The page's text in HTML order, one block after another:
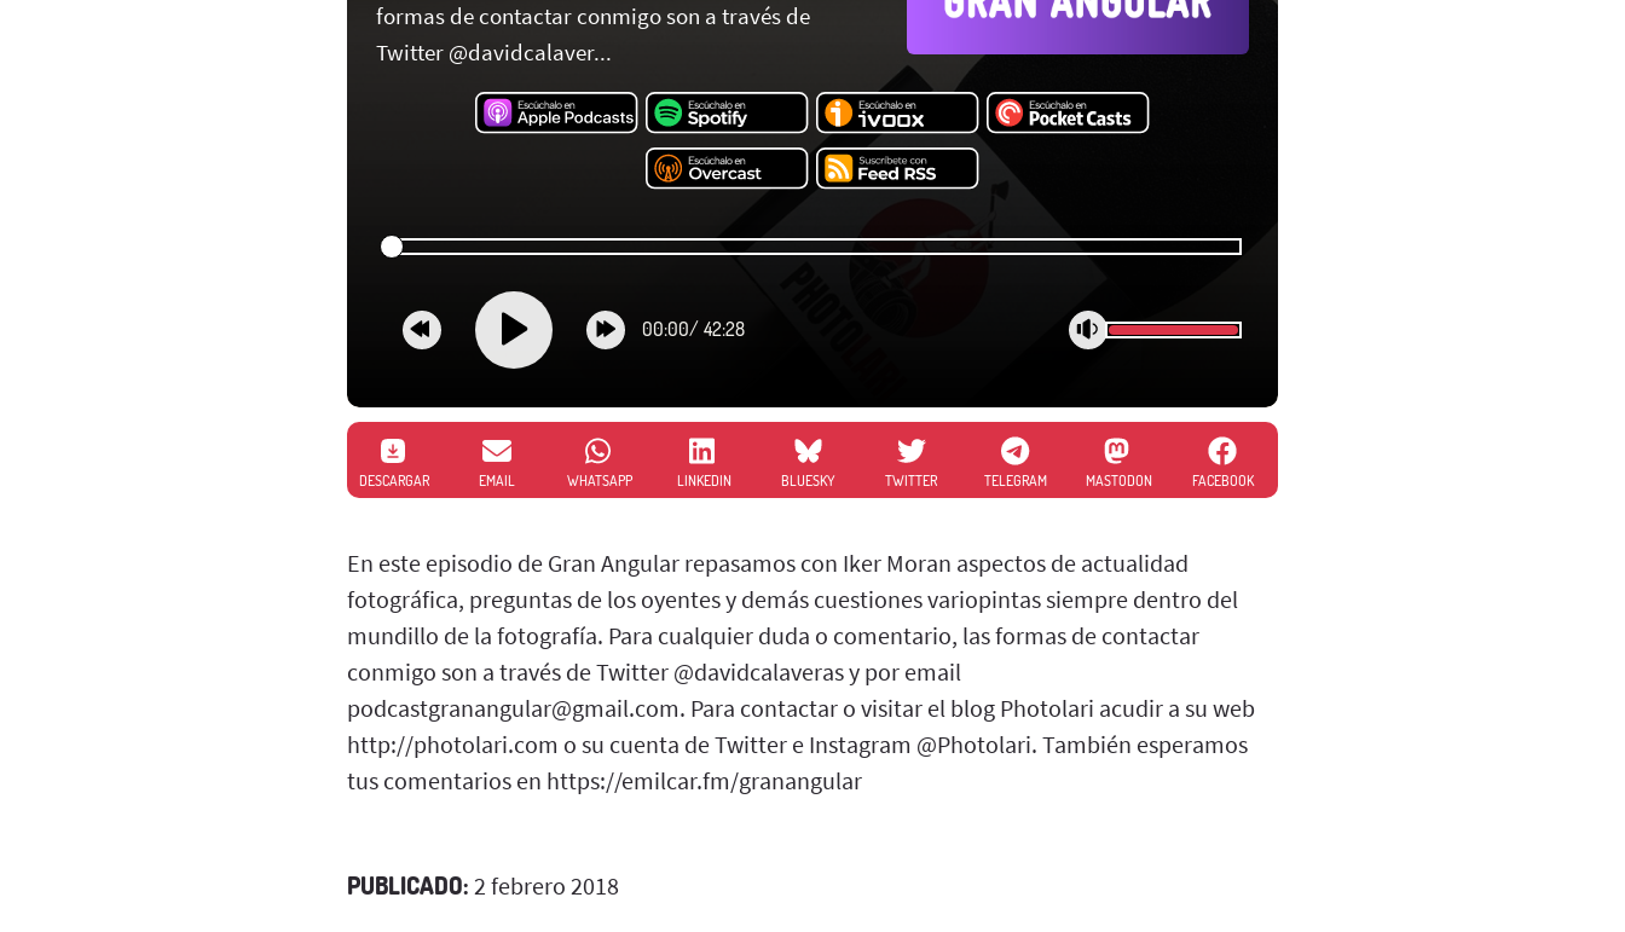
formas de contactar conmigo son a través de
Twitter @davidcalaver...
00:00/ 42:28
DESCARGAR EMAIL WHATSAPP LINKEDIN BLUESKY TWITTER TELEGRAM MASTODON FACEBOOK
En este episodio de Gran Angular repasamos con Iker Moran aspectos de actualidad
fotográfica, preguntas de los oyentes y demás cuestiones variopintas siempre dentro del
mundillo de la fotografía. Para cualquier duda o comentario, las formas de contactar
conmigo son a través de Twitter @davidcalaveras y por email
podcastgranangular@gmail.com. Para contactar o visitar el blog Photolari acudir a su web
http://photolari.com o su cuenta de Twitter e Instagram @Photolari. También esperamos
tus comentarios en https://emilcar.fm/granangular
PUBLICADO: 2 febrero 2018